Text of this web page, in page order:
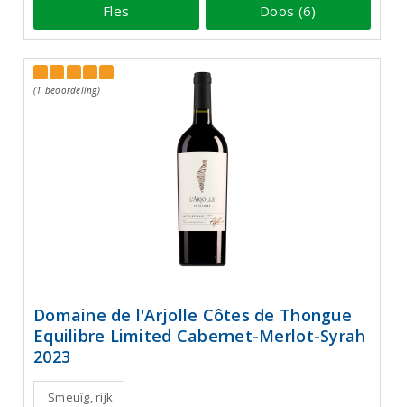
Fles Doos (6)
(1 beoordeling)
Domaine de l'Arjolle Côtes de Thongue
Equilibre Limited Cabernet-Merlot-Syrah
2023
Smeuïg, rijk